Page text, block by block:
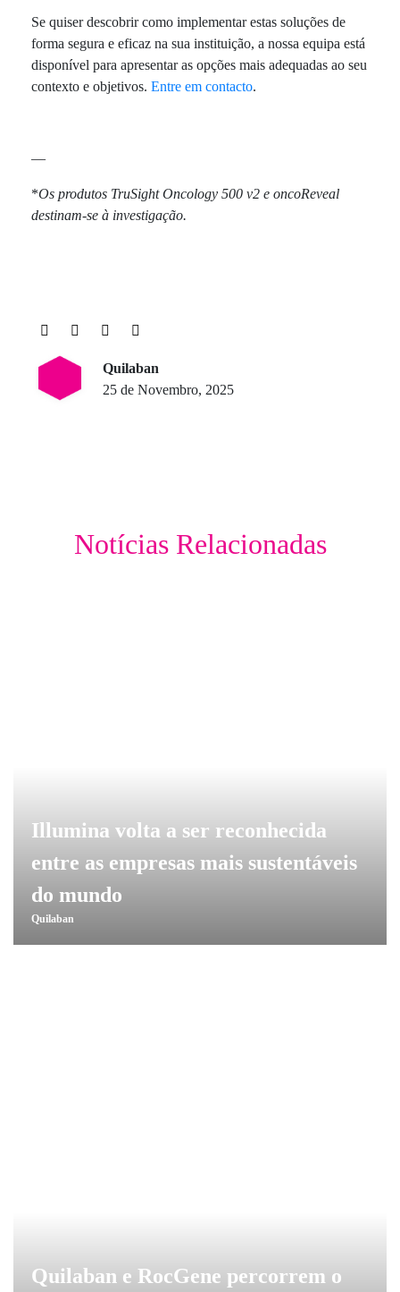
Se quiser descobrir como implementar estas soluções de
forma segura e eficaz na sua instituição, a nossa equipa está
disponível para apresentar as opções mais adequadas ao seu
contexto e objetivos. Entre em contacto.
—
*Os produtos TruSight Oncology 500 v2 e oncoReveal
destinam-se à investigação.
Quilaban
25 de Novembro, 2025
Notícias Relacionadas
Illumina volta a ser reconhecida
entre as empresas mais sustentáveis
do mundo
Quilaban
Quilaban e RocGene percorrem o